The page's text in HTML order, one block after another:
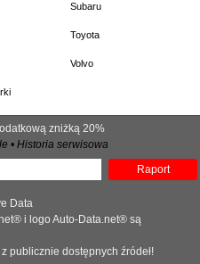
Subaru
Toyota
Volvo
zniżką 20%
• Historia serwisowa
Raport
Data
i logo Auto-Data.net® są
publicznie dostępnych źródeł!